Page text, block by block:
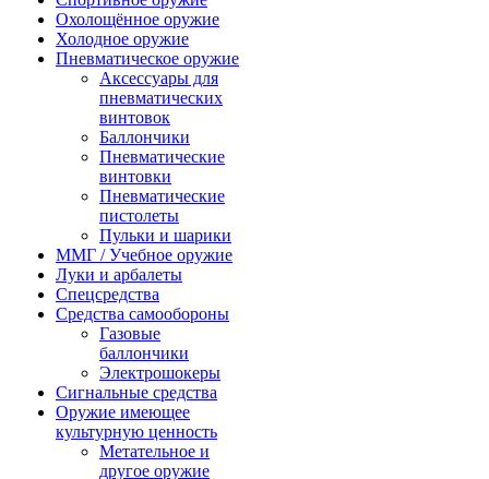
Охолощённое оружие
Холодное оружие
Пневматическое оружие
Аксессуары для
пневматических
винтовок
Баллончики
Пневматические
винтовки
Пневматические
пистолеты
Пульки и шарики
ММГ / Учебное оружие
Луки и арбалеты
Спецсредства
Средства самообороны
Газовые
баллончики
Электрошокеры
Сигнальные средства
Оружие имеющее
культурную ценность
Метательное и
другое оружие